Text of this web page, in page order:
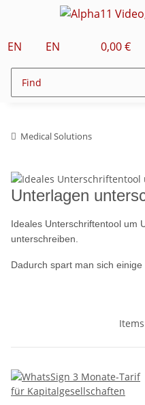
EN EN 0,00 €
Medical Solutions
Unterlagen
Ideales Unterschriftentool um
unterschreiben.
Dadurch spart man sich einige